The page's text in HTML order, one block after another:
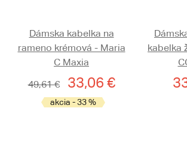
Dámska kabelka na
rameno krémová - Maria
C Maxia
49,61 €
33,06 €
akcia - 33 %
kabelka